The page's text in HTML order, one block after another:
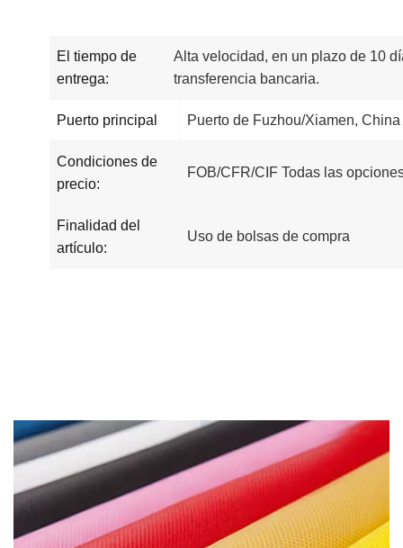
El tiempo de
entrega:
Alta velocidad, en un plazo de 10
transferencia bancaria.
Puerto principal Puerto de Fuzhou/Xiamen, China
Condiciones de
precio:
FOB/CFR/CIF Todas las
Finalidad del
artículo:
Uso de bolsas de compra